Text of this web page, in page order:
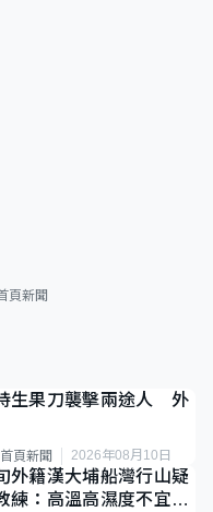
頁新聞
生果刀襲擊兩途人 外
首頁新聞 2026年08月10日
外籍漢大埔船灣行山疑
：高溫高濕度不宜遠